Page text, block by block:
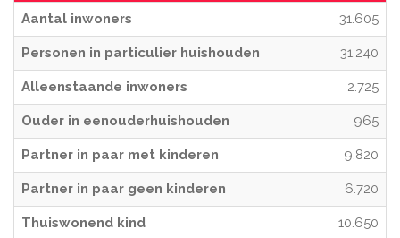
Aantal inwoners 31.605
Personen in particulier huishouden 31.240
Alleenstaande inwoners 2.725
Ouder in eenouderhuishouden 965
Partner in paar met kinderen 9.820
Partner in paar geen kinderen 6.720
Thuiswonend kind 10.650